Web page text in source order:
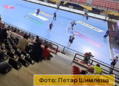
Фото: Петар Шимлеша